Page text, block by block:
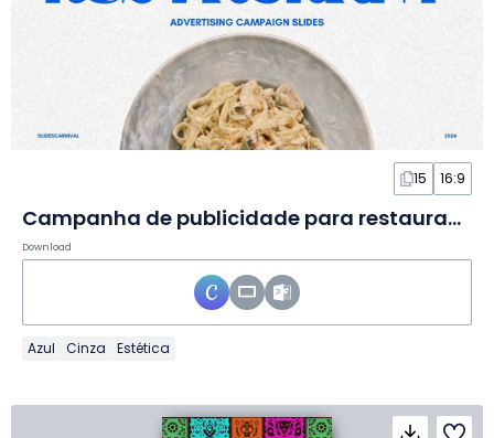
15 16:9
Campanha de publicidade para restaurante minimalista em slides
Download
Azul Cinza Estética